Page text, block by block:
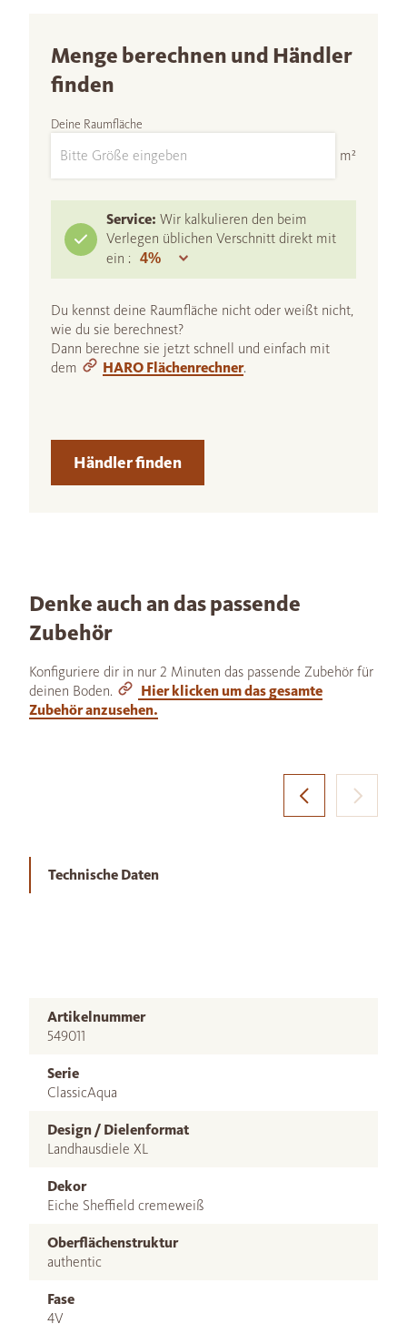
Menge berechnen und Händler
finden
Deine Raumfläche
m²
Service: Wir kalkulieren den beim
Verlegen üblichen Verschnitt direkt mit
ein :
Du kennst deine Raumfläche nicht oder weißt nicht,
wie du sie berechnest?
Dann berechne sie jetzt schnell und einfach mit
dem
HARO Flächenrechner.
Händler finden
Denke auch an das passende
Zubehör
Konfiguriere dir in nur 2 Minuten das passende Zubehör für
deinen Boden.
Hier klicken um das gesamte
Zubehör anzusehen.
Technische Daten
Artikelnummer
549011
Serie
ClassicAqua
Design / Dielenformat
Landhausdiele XL
Dekor
Eiche Sheffield cremeweiß
Oberflächenstruktur
authentic
Fase
4V